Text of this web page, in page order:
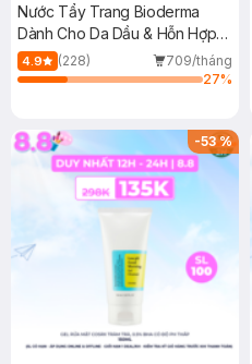
Nước Tẩy Trang Bioderma
Dành Cho Da Dầu & Hỗn Hợp
500ml
4.9 (228)
709/tháng
27%
-53%